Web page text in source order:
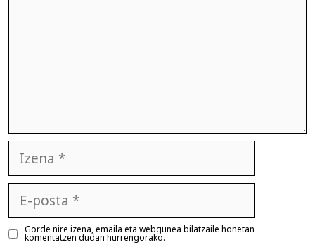
posta
Gorde nire izena, emaila eta webgunea bilatzaile honetan
komentatzen dudan hurrengorako.